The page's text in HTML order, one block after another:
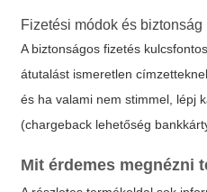
Fizetési módok és biztonság
A biztonságos fizetés
átutalást ismeretlen
és ha valami nem stimmel, lépj
(chargeback lehetőség
Mit érdemes megnézni